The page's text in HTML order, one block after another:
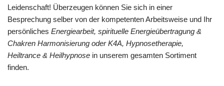
Leidenschaft! Überzeugen können Sie sich in einer
Besprechung selber von der kompetenten Arbeitsweise und Ihr
persönliches Energiearbeit, spirituelle Energieübertragung &
Chakren Harmonisierung oder K4A, Hypnosetherapie,
Heiltrance & Heilhypnose in unserem gesamten Sortiment
finden.